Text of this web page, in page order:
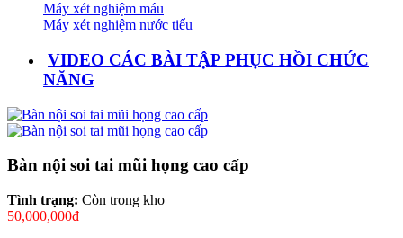
Máy xét nghiệm máu
Máy xét nghiệm nước tiểu
VIDEO CÁC BÀI TẬP PHỤC HỒI CHỨC
NĂNG
Bàn nội soi tai mũi họng cao cấp
Tình trạng: Còn trong kho
50,000,000đ